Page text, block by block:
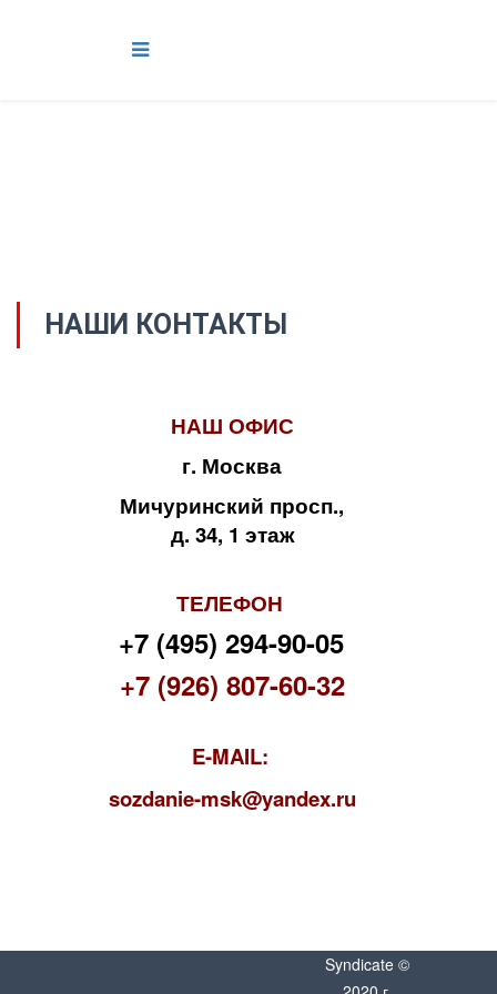
НАШИ КОНТАКТЫ
НАШ ОФИС
г. Москва
Мичуринский просп.,
д. 34, 1 этаж
ТЕЛЕФОН
+7 (495) 294-90-05
+7 (926) 807-60-32
E-MAIL:
sozdanie-msk@yandex.ru
Syndicate ©